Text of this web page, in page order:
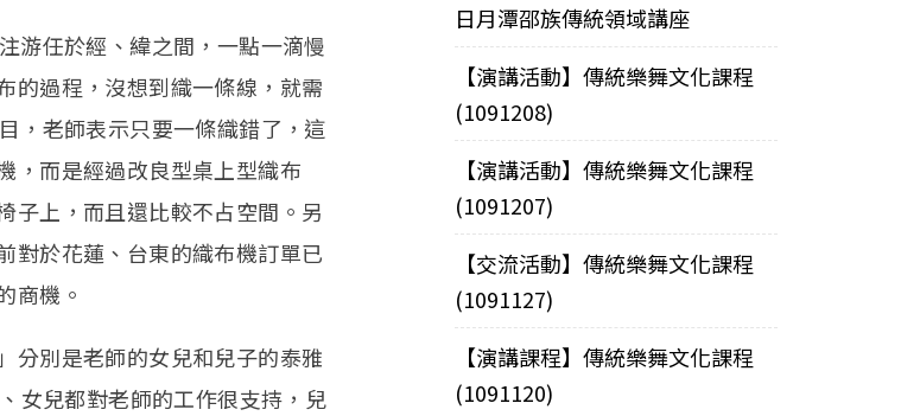
游任於經、緯之間，一點一滴慢
的過程，沒想到織一條線，就需
，老師表示只要一條織錯了，這
，而是經過改良型桌上型織布
子上，而且還比較不占空間。另
對於花蓮、台東的織布機訂單已
商機。
分別是老師的女兒和兒子的泰雅
女兒都對老師的工作很支持，兒
日月潭邵族傳統領域講座
【演講活動】傳統樂舞文化課程
(1091208)
【演講活動】傳統樂舞文化課程
(1091207)
【交流活動】傳統樂舞文化課程
(1091127)
【演講課程】傳統樂舞文化課程
(1091120)